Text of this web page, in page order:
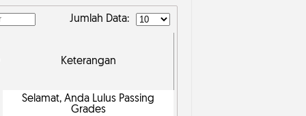
Jumlah Data:
Keterangan
Selamat, Anda Lulus Passing
Grades